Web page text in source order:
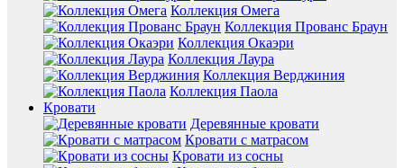
Коллекция Омега
Коллекция Прованс Браун
Коллекция Окаэри
Коллекция Лаура
Коллекция Верджиния
Коллекция Паола
Кровати
Деревянные кровати
Кровати с матрасом
Кровати из сосны